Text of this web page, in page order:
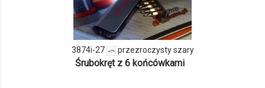
produktu
3874i-
27
3874i-27 przezroczysty szary
Śrubokręt z 6 końcówkami